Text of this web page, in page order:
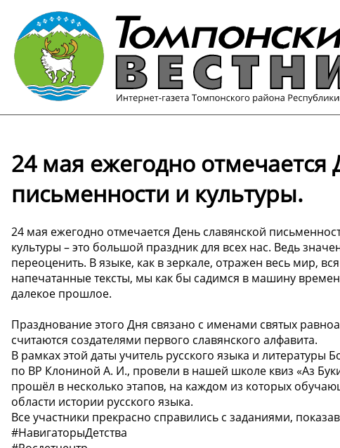
24 мая ежегодно отмечается
письменности и культуры.
24 мая ежегодно отмечается День славянской
культуры – это большой праздник для всех нас. Ведь
переоценить. В языке, как в зеркале, отражен весь мир,
напечатанные тексты, мы как бы садимся в машину
далекое прошлое.
Празднование этого Дня связано с именами святых
считаются создателями первого славянского алфавита.
В рамках этой даты учитель русского языка и литературы
по ВР Клониной А. И., провели в нашей школе квиз «Аз
прошёл в несколько этапов, на каждом из которых
области истории русского языка.
Все участники прекрасно справились с заданиями,
#НавигаторыДетства